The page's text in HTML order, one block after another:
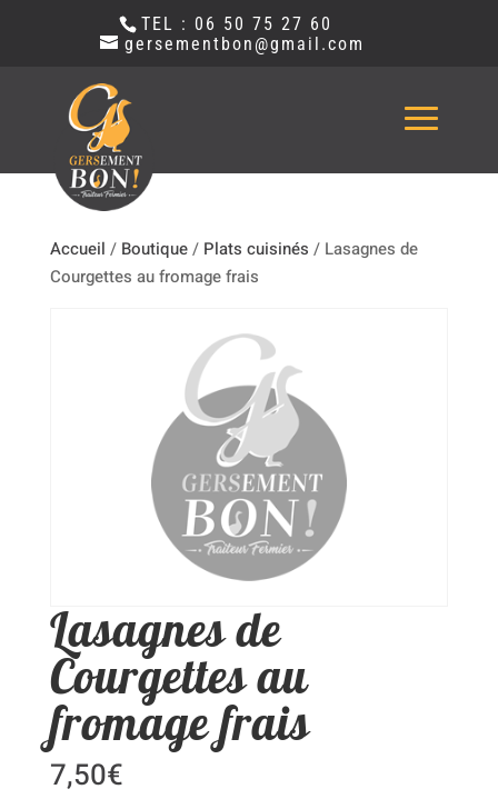
TEL : 06 50 75 27 60
gersementbon@gmail.com
Accueil / Boutique/ Plats cuisinés / Lasagnes de
Courgettes au fromage frais
Lasagnes de
Courgettes au
fromage frais
7,50€